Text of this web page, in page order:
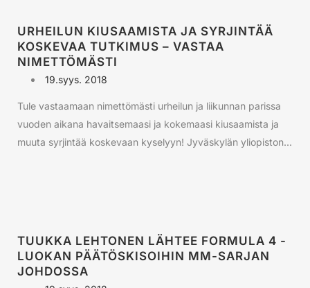
URHEILUN KIUSAAMISTA JA SYRJINTÄÄ
KOSKEVAA TUTKIMUS – VASTAA
NIMETTÖMÄSTI
19.syys. 2018
Tule vastaamaan nimettömästi urheilun ja liikunnan parissa
vuoden aikana havaitsemaasi ja kokemaasi kiusaamista ja
muuta syrjintää koskevaan kyselyyn! Jyväskylän yliopiston...
TUUKKA LEHTONEN LÄHTEE FORMULA 4 -
LUOKAN PÄÄTÖSKISOIHIN MM-SARJAN
JOHDOSSA